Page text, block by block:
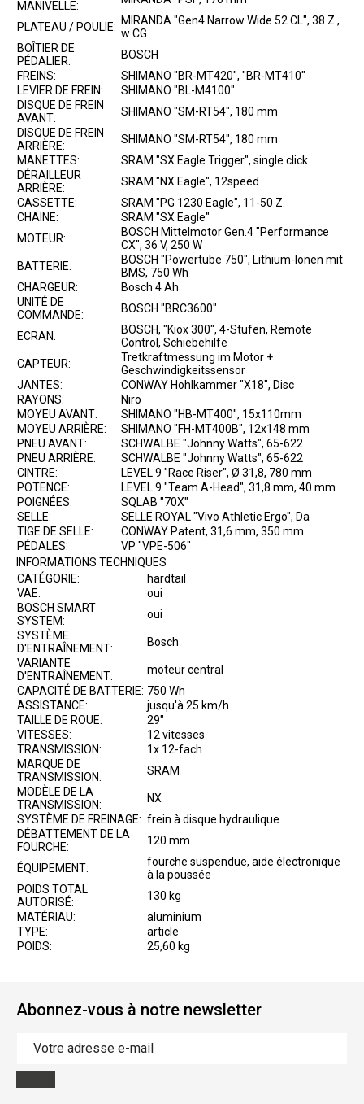
MANIVELLE:
PLATEAU / POULIE: MIRANDA "Gen4 Narrow Wide 52 CL", 38 Z.,
w CG
BOÎTIER DE
PÉDALIER:
BOSCH
FREINS:
SHIMANO "BR-MT420", "BR-MT410"
LEVIER DE FREIN:
SHIMANO "BL-M4100"
DISQUE DE FREIN
AVANT:
SHIMANO "SM-RT54", 180 mm
DISQUE DE FREIN
ARRIÈRE:
SHIMANO "SM-RT54", 180 mm
MANETTES:
SRAM "SX Eagle Trigger", single click
DÉRAILLEUR
ARRIÈRE:
SRAM "NX Eagle", 12speed
CASSETTE:
SRAM "PG 1230 Eagle", 11-50 Z.
CHAINE:
SRAM "SX Eagle"
MOTEUR:
BOSCH Mittelmotor Gen.4 "Performance
CX", 36 V, 250 W
BATTERIE:
BOSCH "Powertube 750", Lithium-Ionen mit
BMS, 750 Wh
CHARGEUR:
Bosch 4 Ah
UNITÉ DE
COMMANDE:
BOSCH "BRC3600"
ECRAN:
BOSCH, "Kiox 300", 4-Stufen, Remote
Control, Schiebehilfe
CAPTEUR:
Tretkraftmessung im Motor +
Geschwindigkeitssensor
JANTES:
CONWAY Hohlkammer "X18", Disc
RAYONS:
Niro
MOYEU AVANT:
SHIMANO "HB-MT400", 15x110mm
MOYEU ARRIÈRE:
SHIMANO "FH-MT400B", 12x148 mm
PNEU AVANT:
SCHWALBE "Johnny Watts", 65-622
PNEU ARRIÈRE:
SCHWALBE "Johnny Watts", 65-622
CINTRE:
LEVEL 9 "Race Riser", Ø 31,8, 780 mm
POTENCE:
LEVEL 9 "Team A-Head", 31,8 mm, 40 mm
POIGNÉES:
SQLAB "70X"
SELLE:
SELLE ROYAL "Vivo Athletic Ergo", Da
TIGE DE SELLE:
CONWAY Patent, 31,6 mm, 350 mm
PÉDALES:
VP "VPE-506"
INFORMATIONS TECHNIQUES
CATÉGORIE:
hardtail
VAE:
oui
BOSCH SMART
SYSTEM:
oui
SYSTÈME
D'ENTRAÎNEMENT:
Bosch
VARIANTE
D'ENTRAÎNEMENT:
moteur central
CAPACITÉ DE BATTERIE: 750 Wh
ASSISTANCE:
jusqu'à 25 km/h
TAILLE DE ROUE:
29"
VITESSES:
12 vitesses
TRANSMISSION:
1x 12-fach
MARQUE DE
TRANSMISSION:
SRAM
MODÈLE DE LA
TRANSMISSION:
NX
SYSTÈME DE FREINAGE: frein à disque hydraulique
DÉBATTEMENT DE LA
FOURCHE:
120 mm
ÉQUIPEMENT:
fourche suspendue, aide électronique
à la poussée
POIDS TOTAL
AUTORISÉ:
130 kg
MATÉRIAU:
aluminium
TYPE:
article
POIDS:
25,60 kg
Abonnez-vous à notre newsletter